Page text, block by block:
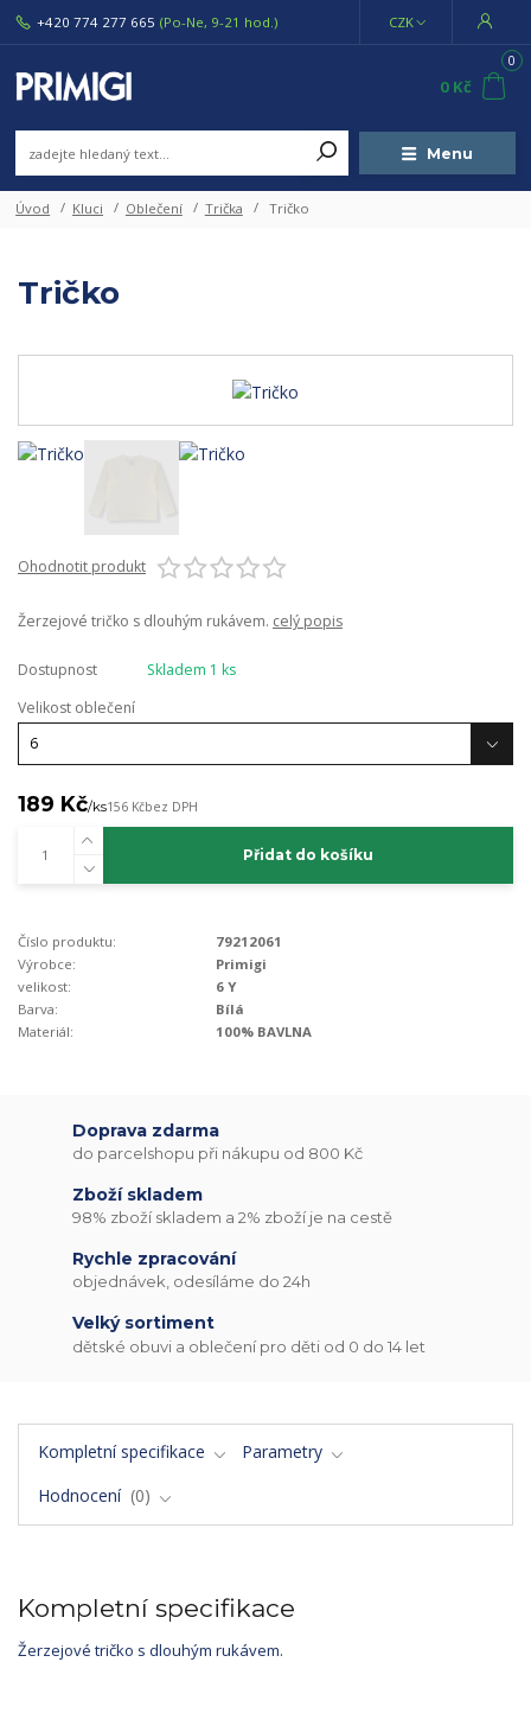
Menu
CZK
+420 774 277 665 (Po-Ne, 9-21 hod.)
0
0 Kč
Úvod Kluci Oblečení Trička Tričko
Tričko
Ohodnotit produkt
Žerzejové tričko s dlouhým rukávem. celý popis
Dostupnost
Skladem 1 ks
Velikost oblečení
189 Kč/ks156 Kčbez DPH
Přidat do košíku
Číslo produktu:
79212061
Výrobce:
Primigi
velikost:
6 Y
Barva:
Bílá
Materiál:
100% BAVLNA
Doprava zdarma
do parcelshopu při nákupu od 800 Kč
Zboží skladem
98% zboží skladem a 2% zboží je na cestě
Rychle zpracování
objednávek, odesíláme do 24h
Velký sortiment
dětské obuvi a oblečení pro děti od 0 do 14 let
Kompletní specifikace
Parametry
Hodnocení
0
Kompletní specifikace
Žerzejové tričko s dlouhým rukávem.